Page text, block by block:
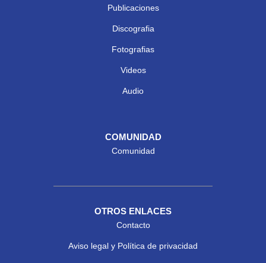
Publicaciones
Discografia
Fotografias
Videos
Audio
COMUNIDAD
Comunidad
OTROS ENLACES
Contacto
Aviso legal y Política de privacidad